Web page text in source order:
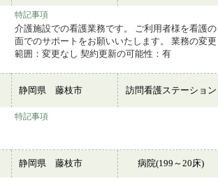
特記事項
介護施設での看護業務です。 ご利用者様を看護の
面でのサポートをお願いいたします。 業務の変更
範囲：変更なし 契約更新の可能性：有
静岡県 藤枝市 訪問看護ステーション
特記事項
静岡県 藤枝市 病院(199～20床)